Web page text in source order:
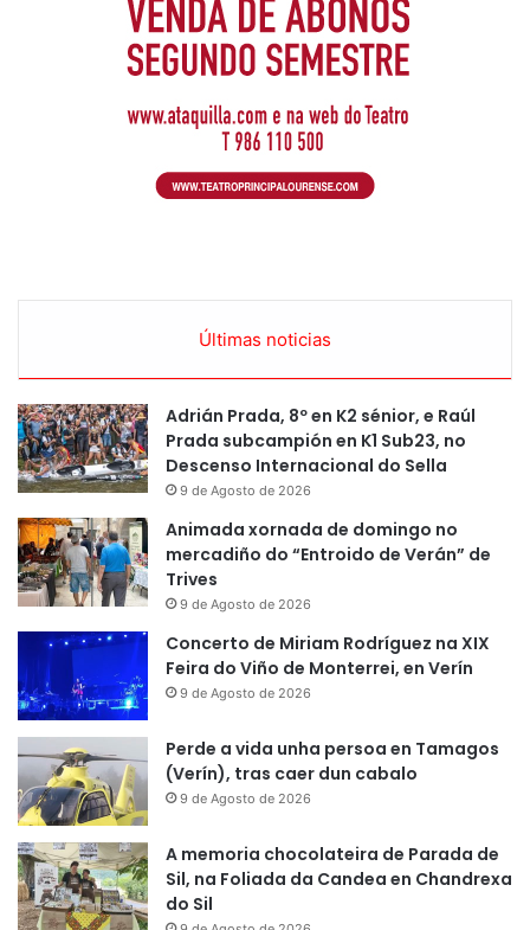
Últimas noticias
Adrián Prada, 8º en K2 sénior, e Raúl
Prada subcampión en K1 Sub23, no
Descenso Internacional do Sella
9 de Agosto de 2026
Animada xornada de domingo no
mercadiño do “Entroido de Verán” de
Trives
9 de Agosto de 2026
Concerto de Miriam Rodríguez na XIX
Feira do Viño de Monterrei, en Verín
9 de Agosto de 2026
Perde a vida unha persoa en Tamagos
(Verín), tras caer dun cabalo
9 de Agosto de 2026
A memoria chocolateira de Parada de
Sil, na Foliada da Candea en Chandrexa
do Sil